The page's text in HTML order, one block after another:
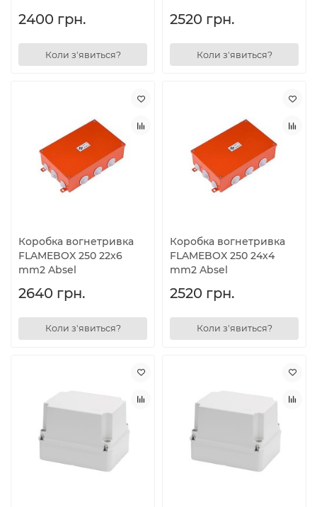
2400 грн.
Коли з'явиться?
2520 грн.
Коли з'явиться?
Коробка вогнетривка
FLAMEBOX 250 22x6
mm2 Absel
2640 грн.
Коли з'явиться?
Коробка вогнетривка
FLAMEBOX 250 24x4
mm2 Absel
2520 грн.
Коли з'явиться?